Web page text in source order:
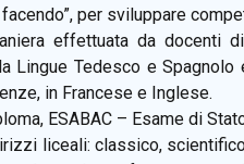
per sviluppare
effettuata da docenti
Lingue Tedesco e
in Francese e Inglese.
ESABAC – Esame di
liceali: classico,